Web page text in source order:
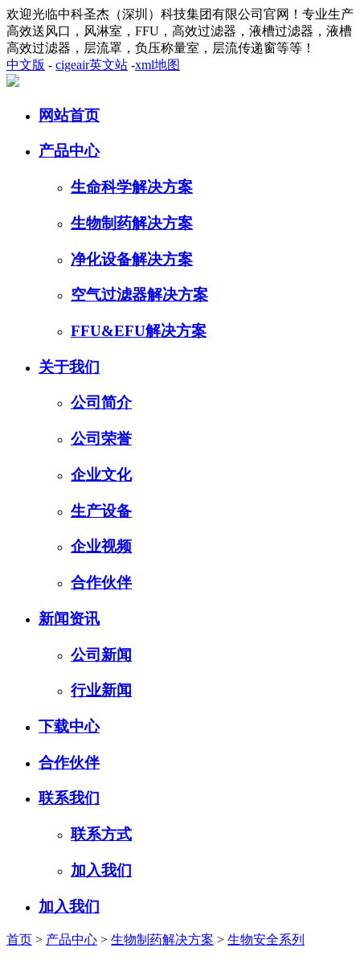
欢迎光临中科圣杰（深圳）科技集团有限公司官网！专业生产
高效送风口，风淋室，FFU，高效过滤器，液槽过滤器，液槽
高效过滤器，层流罩，负压称量室，层流传递窗等等！
中文版 - cigeair英文站 -xml地图
网站首页
产品中心
生命科学解决方案
生物制药解决方案
净化设备解决方案
空气过滤器解决方案
FFU&EFU解决方案
关于我们
公司简介
公司荣誉
企业文化
生产设备
企业视频
合作伙伴
新闻资讯
公司新闻
行业新闻
下载中心
合作伙伴
联系我们
联系方式
加入我们
加入我们
首页 > 产品中心 > 生物制药解决方案 > 生物安全系列